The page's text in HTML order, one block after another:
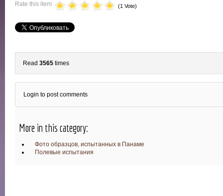
Rate this item (1 Vote)
Read 3565 times
Login to post comments
More in this category:
Фото образцов, испытанных в Панаме
Полевые испытания